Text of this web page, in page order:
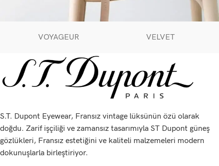
VOYAGEUR VELVET
S.T. Dupont Eyewear, Fransız vintage lüksünün özü olarak
doğdu. Zarif işçiliği ve zamansız tasarımıyla ST Dupont güneş
gözlükleri, Fransız estetiğini ve kaliteli malzemeleri modern
dokunuşlarla birleştiriyor.